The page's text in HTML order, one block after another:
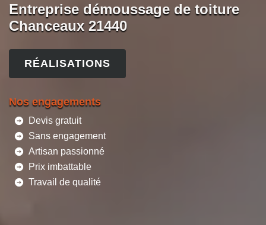
Entreprise démoussage de toiture
Chanceaux 21440
RÉALISATIONS
Nos engagements
Devis gratuit
Sans engagement
Artisan passionné
Prix imbattable
Travail de qualité